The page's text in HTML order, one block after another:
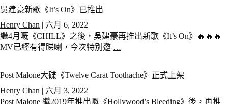
吳建豪新歌《It’s On》已推出
Henry Chan | 六月 6, 2022
繼4月嘅《CHILL》之後，吳建豪再推出新歌《It’s On》🔥🔥🔥
MV已經有得睇喇，今次特別邀 …
Post Malone大碟《Twelve Carat Toothache》正式上架
Henry Chan | 六月 3, 2022
Post Malone 繼2019年推出嘅《Hollywood’s Bleeding》後，再推